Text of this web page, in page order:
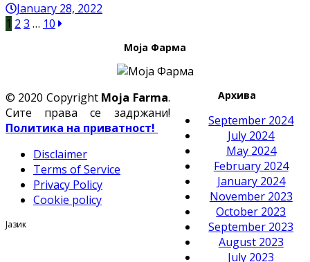
January 28, 2022
1 2 3 … 10
Моја Фарма
Архива
September 2024
July 2024
May 2024
February 2024
January 2024
November 2023
October 2023
September 2023
August 2023
July 2023
© 2020 Copyright Moja Farma.
Сите права се задржани!
Политика на приватност!
Disclaimer
Terms of Service
Privacy Policy
Cookie policy
Јазик